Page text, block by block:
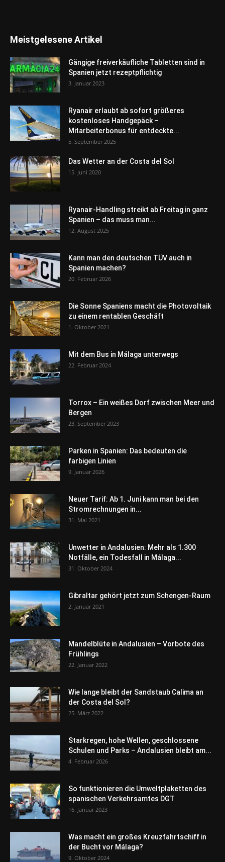
Meistgelesene Artikel
Gängige freiverkäufliche Tabletten sind in
Spanien jetzt rezeptpflichtig
3. Januar 2023
Ryanair erlaubt ab sofort größeres
kostenloses Handgepäck –
Mitarbeiterbonus für entdeckte...
5. September 2025
Das Wetter an der Costa del Sol
15. Juni 2020
Ryanair-Handling streikt ab Freitag in ganz
Spanien – das muss man...
12. August 2025
Kann man den deutschen TÜV auch in
Spanien machen?
20. Februar 2026
Die Sonne Spaniens macht die Photovoltaik
zu einem rentablen Geschäft
1. Oktober 2021
Mit dem Bus in Málaga unterwegs
22. Februar 2024
Torrox – Ein weißes Dorf zwischen Meer und
Bergen
23. September 2023
Parken in Spanien: Das bedeuten die
farbigen Linien
9. Januar 2026
Neuer Tarif: Ab 1. Juni kann man bei den
Stromrechnungen in...
31. Mai 2021
Unwetter in Andalusien: Mehr als 1.300
Notfälle, ein Todesfall in Málaga...
31. Oktober 2024
Gibraltar gehört jetzt zum Schengen-Raum
2. Januar 2021
Mandelblüte in Andalusien – Vorbote des
Frühlings
22. Januar 2022
Wie lange bleibt der Sandstaub Calima an
der Costa del Sol?
25. März 2022
Starkregen, hohe Wellen, geschlossene
Schulen und Parks – Andalusien bleibt am...
4. Februar 2026
So funktionieren die Umweltplaketten des
spanischen Verkehrsamtes DGT
16. Januar 2023
Was macht ein großes Kreuzfahrtschiff in
der Bucht vor Málaga?
9. Oktober 2024